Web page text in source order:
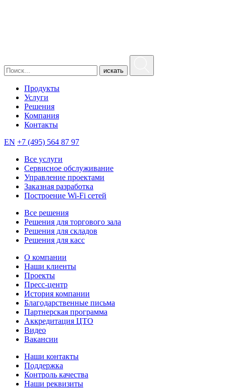
искать
Продукты
Услуги
Решения
Компания
Контакты
EN +7 (495) 564 87 97
Все услуги
Сервисное обслуживание
Управление проектами
Заказная разработка
Построение Wi-Fi сетей
Все решения
Решения для торгового зала
Решения для складов
Решения для касс
О компании
Наши клиенты
Проекты
Пресс-центр
История компании
Благодарственные письма
Партнерская программа
Аккредитация ЦТО
Видео
Вакансии
Наши контакты
Поддержка
Контроль качества
Наши реквизиты